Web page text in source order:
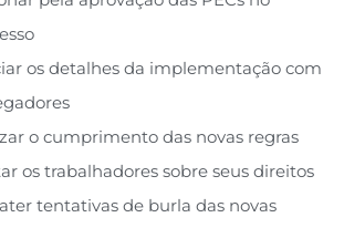
os detalhes da implementação com
o cumprimento das novas regras
os trabalhadores sobre seus direitos
tentativas de burla das novas